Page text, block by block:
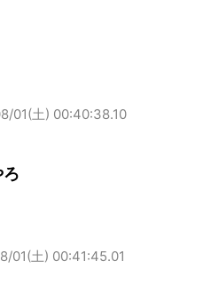
01(土) 00:40:38.10
01(土) 00:41:45.01